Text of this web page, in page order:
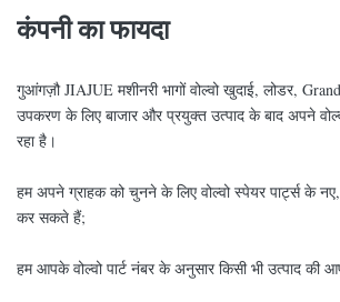
14570425 14570425
14517938 14517938 झाड़ी
14560206 SEAL_DUST
कंपनी का फायदा
गुआंगज़ौ JIAJUE मशीनरी भागों वोल्वो खुदाई, लोडर,
उपकरण के लिए बाजार और प्रयुक्त उत्पाद के बाद अपने
रहा है।
हम अपने ग्राहक को चुनने के लिए वोल्वो स्पेयर पार्ट्स के नए,
कर सकते हैं;
हम आपके वोल्वो पार्ट नंबर के अनुसार किसी भी उत्पाद की